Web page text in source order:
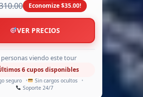
Economize $35.00!
VER PRECIOS
personas viendo este tour
6 cupos disponibles
seguro
Sin cargos ocultos
Soporte 24/7